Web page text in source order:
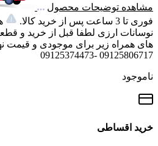
مشاهده توضیحات محصول
فوری تا 3 ساعت پس از خرید کالا.
نوسانات ارزی لطفا قبل از خرید و
های همراه زیر برای موجودی و قیمت
09125806717 -09125374473
ناموجود
خرید اقساطی